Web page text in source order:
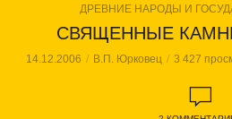
ДРЕВНИЕ НАРОДЫ И
СВЯЩЕННЫЕ
14.12.2006 В.П. Юрковец 3 427